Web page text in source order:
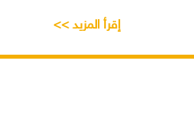
إقرأ المزيد >>